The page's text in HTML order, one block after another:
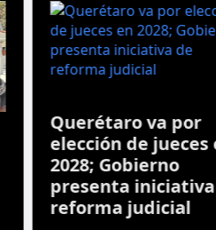
Querétaro va por
elección de jueces en
2028; Gobierno
presenta iniciativa de
reforma judicial